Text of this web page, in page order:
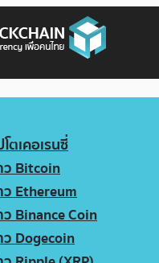
ตเคอเรนซี่
ว Bitcoin
ว Ethereum
Binance Coin
ว Dogecoin